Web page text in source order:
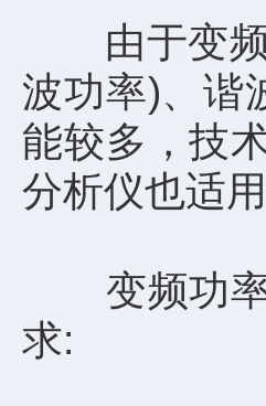
由于变频
波功率)、谐
能较多，技
分析仪也适
变频功率
求: